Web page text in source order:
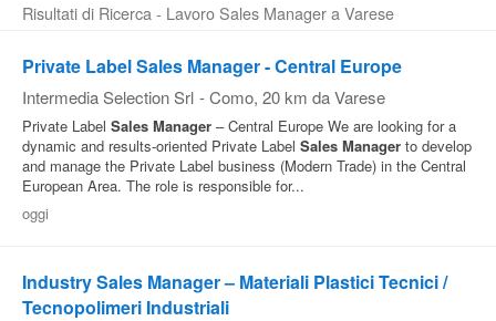
Elenco
professioni
Blog
Offerte
Risultati di Ricerca - Lavoro Sales Manager a Varese
Private Label Sales Manager - Central Europe
Intermedia Selection Srl - Como, 20 km da Varese
Private Label Sales Manager – Central Europe We are looking for a
dynamic and results‐oriented Private Label Sales Manager to develop
and manage the Private Label business (Modern Trade) in the Central
European Area. The role is responsible for...
oggi
Industry Sales Manager – Materiali Plastici Tecnici /
Tecnopolimeri Industriali